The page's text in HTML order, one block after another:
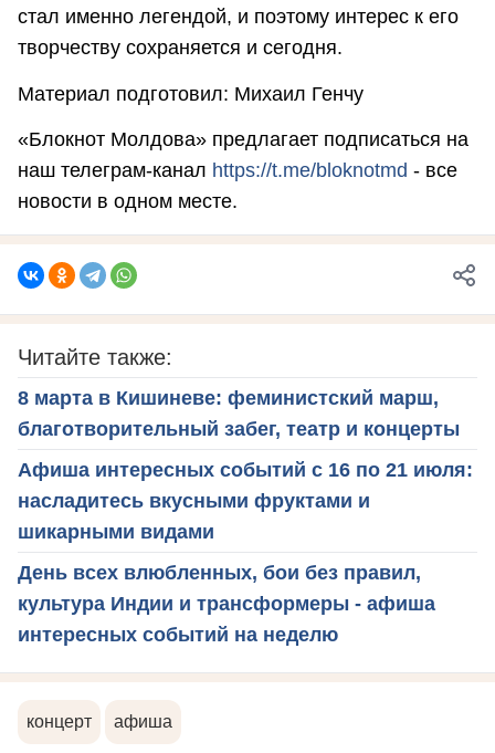
стал именно легендой, и поэтому интерес к его
творчеству сохраняется и сегодня.
Материал подготовил: Михаил Генчу
«Блокнот Молдова» предлагает подписаться на
наш телеграм-канал https://t.me/bloknotmd - все
новости в одном месте.
Читайте также:
8 марта в Кишиневе: феминистский марш,
благотворительный забег, театр и концерты
Афиша интересных событий с 16 по 21 июля:
насладитесь вкусными фруктами и
шикарными видами
День всех влюбленных, бои без правил,
культура Индии и трансформеры - афиша
интересных событий на неделю
концерт афиша